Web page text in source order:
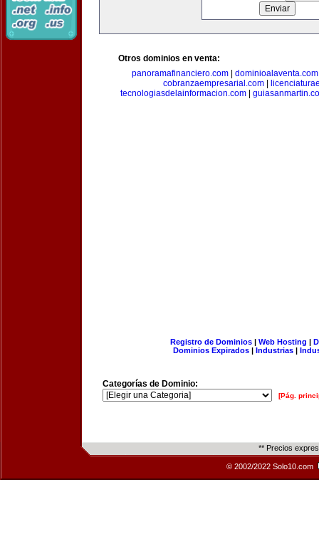
Otros dominios en venta:
panoramafinanciero.com
dominioalaventa.com
cobranzaempresarial.com
tecnologiasdelainformacion.com|
Registro de Dominios| Web Hosting |
Dominios Expirados | Industrias |
Categorías de Dominio:
[Pág.
** Precios
© 2002/2022 Solo10.com